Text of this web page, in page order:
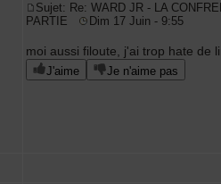
Sujet: Re: WARD JR - LA
PARTIE
Dim 17 Juin - 9:55
moi aussi filoute, j'ai trop hate de
J'aime Je n'aime pas